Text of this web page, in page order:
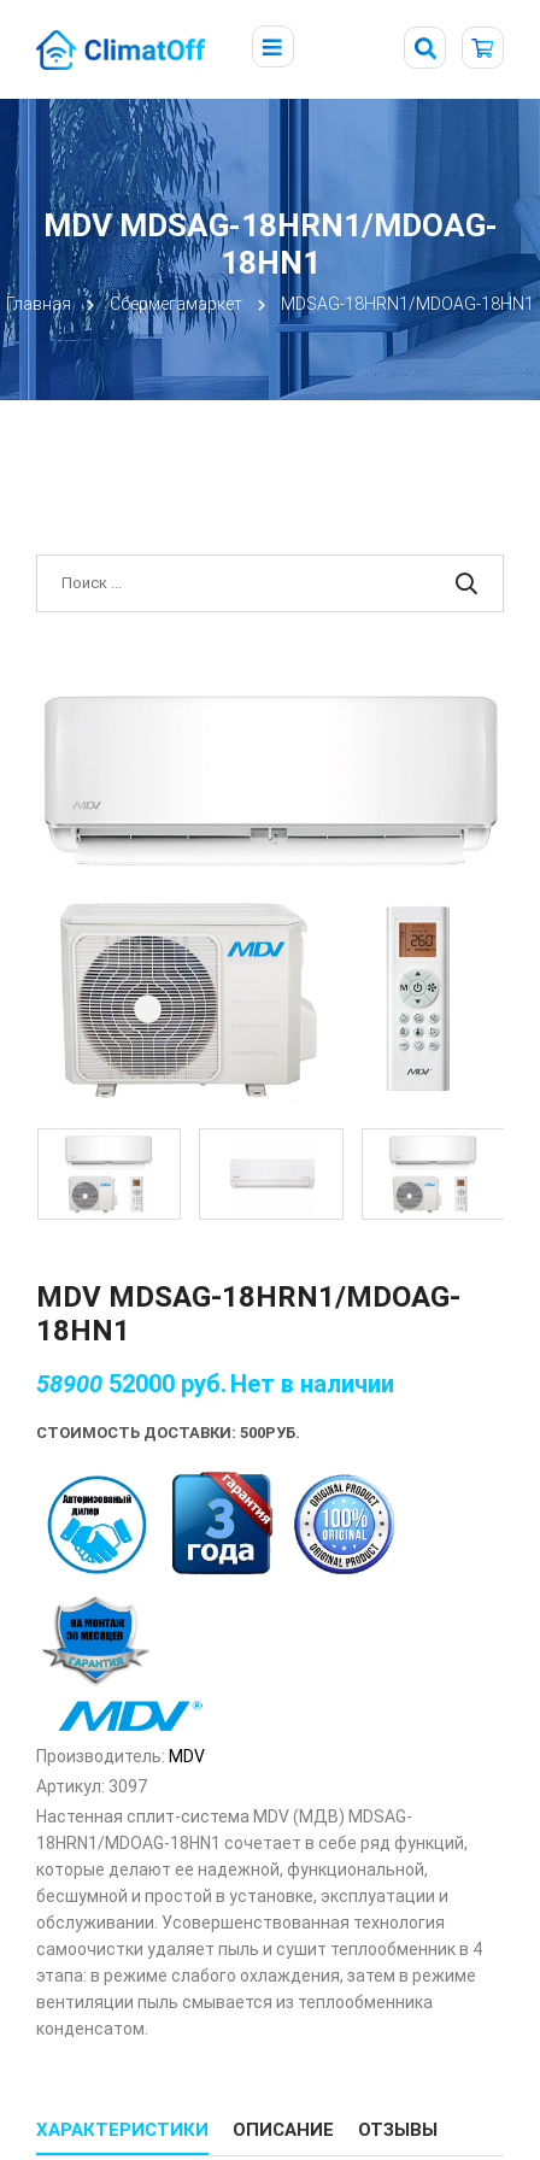
MDV MDSAG-18HRN1/MDOAG-
18HN1
Главная Сбермегамаркет MDSAG-18HRN1/MDOAG-18HN1
MDV MDSAG-18HRN1/MDOAG-
18HN1
58900 52000 руб. Нет в наличии
СТОИМОСТЬ ДОСТАВКИ: 500РУБ.
Производитель: MDV
Артикул: 3097
Настенная сплит-система MDV (МДВ) MDSAG-
18HRN1/MDOAG-18HN1 сочетает в себе ряд функций,
которые делают ее надежной, функциональной,
бесшумной и простой в установке, эксплуатации и
обслуживании. Усовершенствованная технология
самоочистки удаляет пыль и сушит теплообменник в 4
этапа: в режиме слабого охлаждения, затем в режиме
вентиляции пыль смывается из теплообменника
конденсатом.
ХАРАКТЕРИСТИКИ ОПИСАНИЕ ОТЗЫВЫ